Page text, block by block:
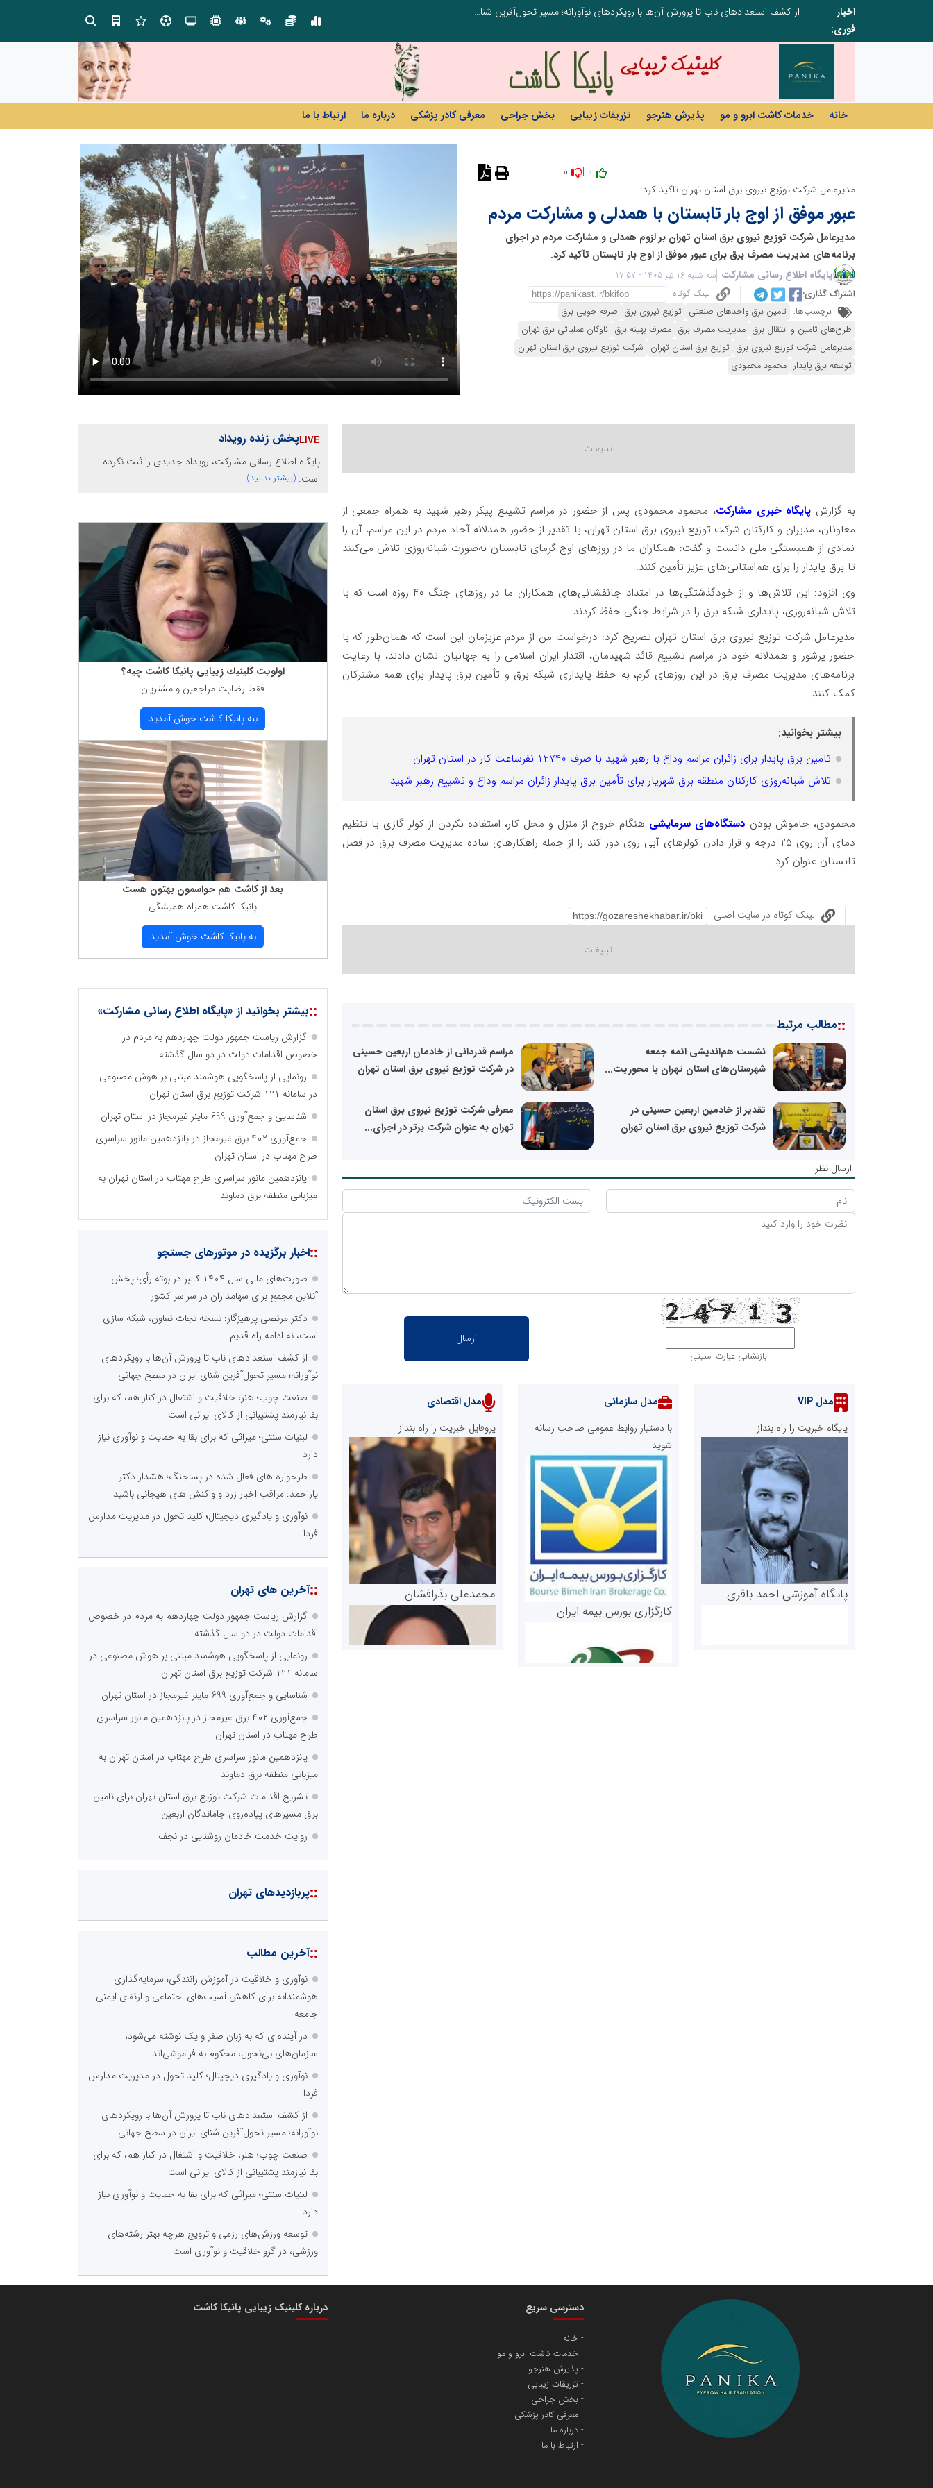
اخبار
فوری:
از کشف استعدادهای ناب تا پرورش آن‌ها با رویکردهای نوآورانه؛ مسیر تحول‌آفرین شنای ایران در سطح جهانی
خانه خدمات کاشت ابرو و مو پذیرش هنرجو تزریقات زیبایی بخش جراحی معرفی کادر پزشکی درباره ما ارتباط با ما
مدیرعامل شرکت توزیع نیروی برق استان تهران تاکید کرد:
عبور موفق از اوج بار تابستان با همدلی و مشارکت مردم
مدیرعامل شرکت توزیع نیروی برق استان تهران بر لزوم همدلی و مشارکت مردم در اجرای
برنامه‌های مدیریت مصرف برق برای عبور موفق از اوج بار تابستان تأکید کرد.
پایگاه اطلاع رسانی مشارکت سه شنبه 16 تیر 1405 - 17:57
اشتراک گذاری:
لینک کوتاه
برچسب‌ها: تامین برق واحدهای صنعتی توزیع نیروی برق صرفه جویی برق
طرح‌های تامین و انتقال برق مدیریت مصرف برق مصرف بهینه برق ناوگان عملیاتی برق تهران
مدیرعامل شرکت توزیع نیروی برق توزیع برق استان تهران شرکت توزیع نیروی برق استان تهران
توسعه برق پایدار محمود محمودی
به گزارش پایگاه خبری مشارکت، محمود محمودی پس از حضور در مراسم تشییع پیکر رهبر شهید به همراه جمعی از
معاونان، مدیران و کارکنان شرکت توزیع نیروی برق استان تهران، با تقدیر از حضور همدلانه آحاد مردم در این مراسم، آن را
نمادی از همبستگی ملی دانست و گفت: همکاران ما در روزهای اوج گرمای تابستان به‌صورت شبانه‌روزی تلاش می‌کنند
تا برق پایدار را برای هم‌استانی‌های عزیز تأمین کنند.
️وی افزود: این تلاش‌ها و از خودگذشتگی‌ها در امتداد جانفشانی‌های همکاران ما در روزهای جنگ ۴۰ روزه است که با
تلاش شبانه‌روزی، پایداری شبکه برق را در شرایط جنگی حفظ کردند.
️مدیرعامل شرکت توزیع نیروی برق استان تهران تصریح کرد: درخواست من از مردم عزیزمان این است که همان‌طور که با
حضور پرشور و همدلانه خود در مراسم تشییع قائد شهیدمان، اقتدار ایران اسلامی را به جهانیان نشان دادند، با رعایت
برنامه‌های مدیریت مصرف برق در این روزهای گرم، به حفظ پایداری شبکه برق و تأمین برق پایدار برای همه مشترکان
کمک کنند.
بیشتر بخوانید:
تامین برق پایدار برای زائران مراسم وداع با رهبر شهید با صرف 12740 نفرساعت کار در استان تهران
تلاش شبانه‌روزی کارکنان منطقه برق شهریار برای تأمین برق پایدار زائران مراسم وداع و تشییع رهبر شهید
️محمودی، خاموش بودن دستگاه‌های سرمایشی هنگام خروج از منزل و محل کار، استفاده نکردن از کولر گازی یا تنظیم
دمای آن روی ۲۵ درجه و قرار دادن کولرهای آبی روی دور کند را از جمله راهکارهای ساده مدیریت مصرف برق در فصل
تابستان عنوان کرد.
لینک کوتاه در سایت اصلی
::مطالب مرتبط
نشست هم‌اندیشی ائمه جمعه
شهرستان‌های استان تهران با محوریت...
مراسم قدردانی از خادمان اربعین حسینی
در شرکت توزیع نیروی برق استان تهران
تقدیر از خادمین اربعین حسینی در
شرکت توزیع نیروی برق استان تهران
معرفی شرکت توزیع نیروی برق استان
تهران به عنوان شرکت برتر در اجرای...
ارسال نظر
بازنشانی عبارت امنیتی
مدل VIP
پایگاه خبریت را راه بنداز
پایگاه آموزشی احمد باقری
دانشگاه سئوی ایران
مدل سازمانی
با دستیار روابط عمومی صاحب رسانه
شوید
کارگزاری بورس بیمه ایران
تریبون
انتشار گسترده محتوا در رسانه گزارش
مدل اقتصادی
پروفایل خبریت را راه بنداز
محمدعلی بذرافشان
پخش زنده رویداد
پایگاه اطلاع رسانی مشارکت، رویداد جدیدی را ثبت نکرده
است. (بیشتر بدانید)
اولویت كلینیك زیبایی پانیكا كاشت چیه؟
فقط رضایت مراجعین و مشتریان
ببه پانیكا كاشت خوش آمدید
بعد از كاشت هم حواسمون بهتون هست
پانیكا كاشت همراه همیشگی
به پانیكا كاشت خوش آمدید
::بیشتر بخوانید از «پایگاه اطلاع رسانی مشارکت»
گزارش ریاست جمهور دولت چهاردهم به مردم در
خصوص اقدامات دولت در دو سال گذشته
رونمایی از پاسخگویی هوشمند مبتنی بر هوش مصنوعی
در سامانه ۱۲۱ شرکت توزیع برق استان تهران
شناسایی و جمع‌آوری 699 ماینر غیرمجاز در استان تهران
جمع‌آوری ۴۰۲ برق غیرمجاز در پانزدهمین مانور سراسری
طرح مهتاب در استان تهران
پانزدهمین مانور سراسری طرح مهتاب در استان تهران به
میزبانی منطقه برق دماوند
::اخبار برگزیده در موتورهای جستجو
صورت‌های مالی سال ۱۴۰۴ کالبر در بوته رأی؛ پخش
آنلاین مجمع برای سهامداران در سراسر کشور
دکتر مرتضی پرهیزگار: نسخه نجات تعاون، شبکه سازی
است، نه ادامه راه قدیم
از کشف استعدادهای ناب تا پرورش آن‌ها با رویکردهای
نوآورانه؛ مسیر تحول‌آفرین شنای ایران در سطح جهانی
صنعت چوب؛ هنر، خلاقیت و اشتغال در کنار هم، که برای
بقا نیازمند پشتیبانی از کالای ایرانی است
لبنیات سنتی؛ میراثی که برای بقا به حمایت و نوآوری نیاز
دارد
طرحواره های فعال شده در پساجنگ؛ هشدار دکتر
یاراحمد: مراقب اخبار زرد و واکنش های هیجانی باشید
نوآوری و یادگیری دیجیتال؛ کلید تحول در مدیریت مدارس
فردا
::آخرین های تهران
گزارش ریاست جمهور دولت چهاردهم به مردم در خصوص
اقدامات دولت در دو سال گذشته
رونمایی از پاسخگویی هوشمند مبتنی بر هوش مصنوعی در
سامانه ۱۲۱ شرکت توزیع برق استان تهران
شناسایی و جمع‌آوری 699 ماینر غیرمجاز در استان تهران
جمع‌آوری ۴۰۲ برق غیرمجاز در پانزدهمین مانور سراسری
طرح مهتاب در استان تهران
پانزدهمین مانور سراسری طرح مهتاب در استان تهران به
میزبانی منطقه برق دماوند
تشریح اقدامات شرکت توزیع برق استان تهران برای تامین
برق مسیرهای پیاده‌روی جاماندگان اربعین
روایت خدمت خادمان روشنایی در نجف
::پربازدیدهای تهران
::آخرین مطالب
نوآوری و خلاقیت در آموزش رانندگی؛ سرمایه‌گذاری
هوشمندانه برای کاهش آسیب‌های اجتماعی و ارتقای ایمنی
جامعه
در آینده‌ای که به زبان صفر و یک نوشته می‌شود،
سازمان‌های بی‌تحول، محکوم به فراموشی‌اند
نوآوری و یادگیری دیجیتال؛ کلید تحول در مدیریت مدارس
فردا
از کشف استعدادهای ناب تا پرورش آن‌ها با رویکردهای
نوآورانه؛ مسیر تحول‌آفرین شنای ایران در سطح جهانی
صنعت چوب؛ هنر، خلاقیت و اشتغال در کنار هم، که برای
بقا نیازمند پشتیبانی از کالای ایرانی است
لبنیات سنتی؛ میراثی که برای بقا به حمایت و نوآوری نیاز
دارد
توسعه ورزش‌های رزمی و ترویج هرچه بهتر رشته‌های
ورزشی، در گرو خلاقیت و نوآوری است
دسترسی سریع
خانه
خدمات کاشت ابرو و مو
پذیرش هنرجو
تزریقات زیبایی
بخش جراحی
معرفی کادر پزشکی
درباره ما
ارتباط با ما
درباره کلینیک زیبایی پانیکا کاشت